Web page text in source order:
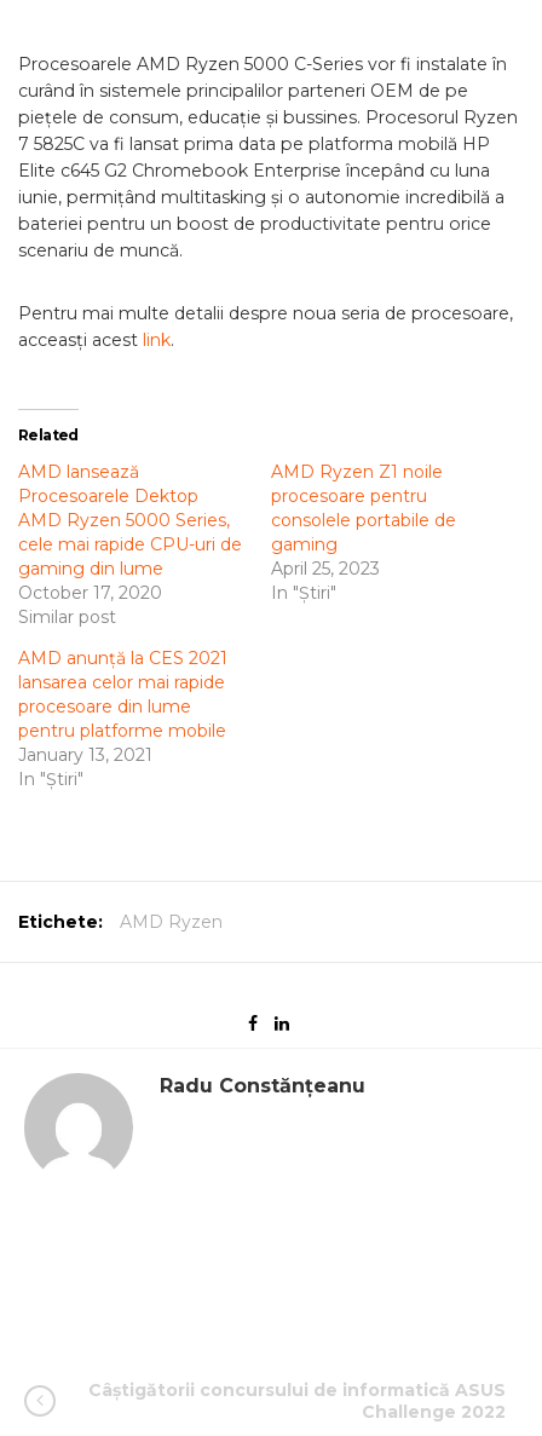
Procesoarele AMD Ryzen 5000 C-Series vor fi instalate în
curând în sistemele principalilor parteneri OEM de pe
piețele de consum, educație și bussines. Procesorul Ryzen
7 5825C va fi lansat prima data pe platforma mobilă HP
Elite c645 G2 Chromebook Enterprise începând cu luna
iunie, permițând multitasking și o autonomie incredibilă a
bateriei pentru un boost de productivitate pentru orice
scenariu de muncă.
Pentru mai multe detalii despre noua seria de procesoare,
acceasți acest link.
Related
AMD lansează
Procesoarele Dektop
AMD Ryzen 5000 Series,
cele mai rapide CPU-uri de
gaming din lume
October 17, 2020
Similar post
AMD Ryzen Z1 noile
procesoare pentru
consolele portabile de
gaming
April 25, 2023
In "Știri"
AMD anunță la CES 2021
lansarea celor mai rapide
procesoare din lume
pentru platforme mobile
January 13, 2021
In "Știri"
Etichete: AMD Ryzen
Radu Constănțeanu
Câștigătorii concursului de informatică ASUS
Challenge 2022